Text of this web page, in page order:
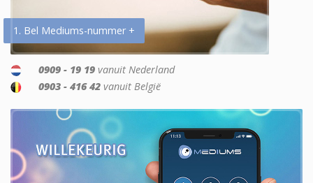
1. Bel Mediums-nummer +
0909 - 19 19 vanuit Nederland
0903 - 416 42 vanuit België